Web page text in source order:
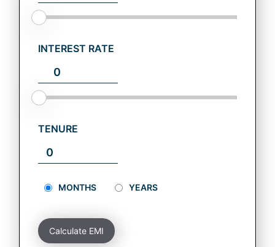
INTEREST RATE
TENURE
MONTHS YEARS
Calculate EMI